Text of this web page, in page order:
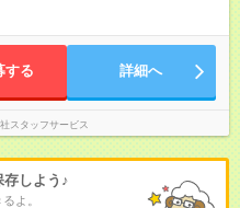
する 詳細へ
スタッフサービス
存しよう♪
よ。